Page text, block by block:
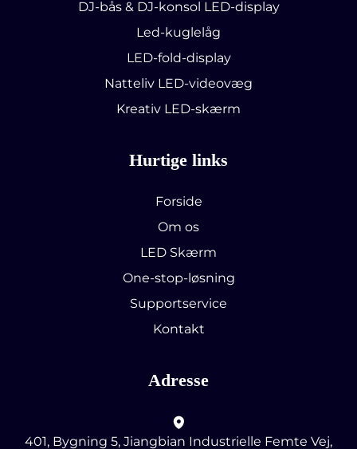
DJ-bås & DJ-konsol LED-display
Led-kuglelåg
LED-fold-display
Natteliv LED-videovæg
Kreativ LED-skærm
Hurtige links
Forside
Om os
LED Skærm
One-stop-løsning
Supportservice
Kontakt
Adresse
401, Bygning 5, Jiangbian Industrielle Femte Vej,